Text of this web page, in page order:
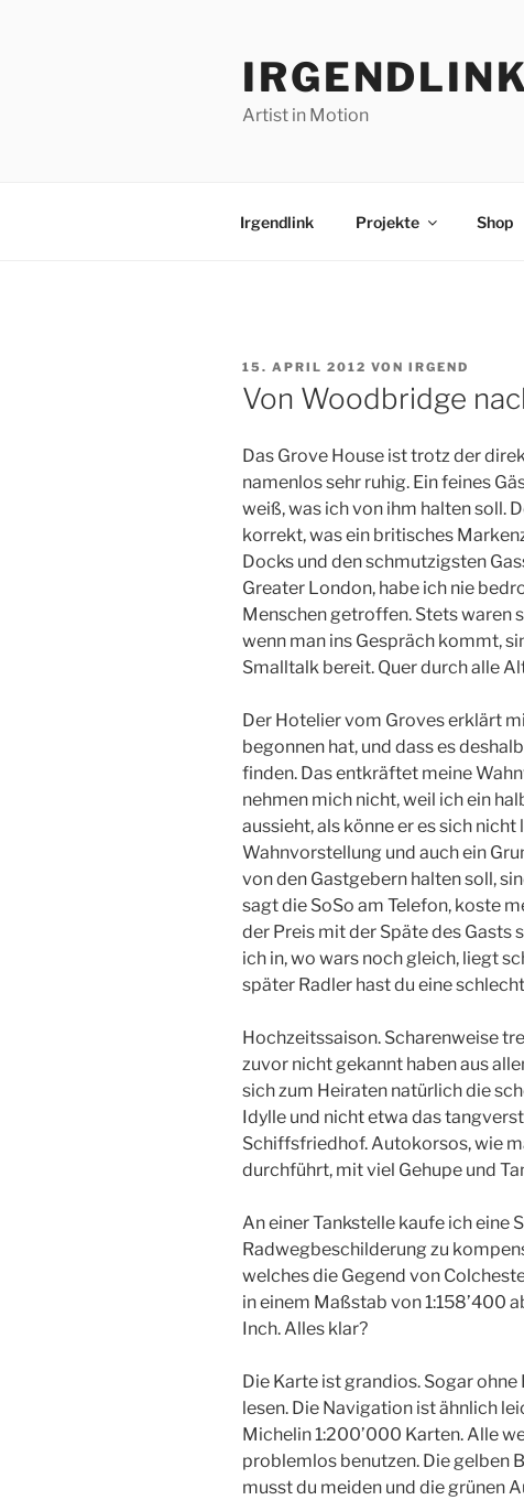
Artist in Motion
Irgendlink Projekte Shop
VERÖFFENTLICHT
AM
15. APRIL 2012 VON IRGEND
Von Woodbridge
Das Grove House ist trotz der
namenlos sehr ruhig. Ein feines
weiß, was ich von ihm halten soll.
korrekt, was ein britisches
Docks und den schmutzigsten
Greater London, habe ich nie
Menschen getroffen. Stets waren
wenn man ins Gespräch kommt,
Smalltalk bereit. Quer durch alle
Der Hotelier vom Groves erklärt
begonnen hat, und dass es
finden. Das entkräftet meine
nehmen mich nicht, weil ich ein
aussieht, als könne er es sich
Wahnvorstellung und auch ein
von den Gastgebern halten soll,
sagt die SoSo am Telefon, koste
der Preis mit der Späte des Gasts
ich in, wo wars noch gleich, liegt
später Radler hast du eine
Hochzeitssaison. Scharenweise
zuvor nicht gekannt haben aus
sich zum Heiraten natürlich die
Idylle und nicht etwa das
Schiffsfriedhof. Autokorsos, wie
durchführt, mit viel Gehupe und
An einer Tankstelle kaufe ich eine
Radwegbeschilderung zu
welches die Gegend von
in einem Maßstab von 1:158’400
Inch. Alles klar?
Die Karte ist grandios. Sogar
lesen. Die Navigation ist ähnlich
Michelin 1:200’000 Karten. Alle
problemlos benutzen. Die gelben
musst du meiden und die grünen